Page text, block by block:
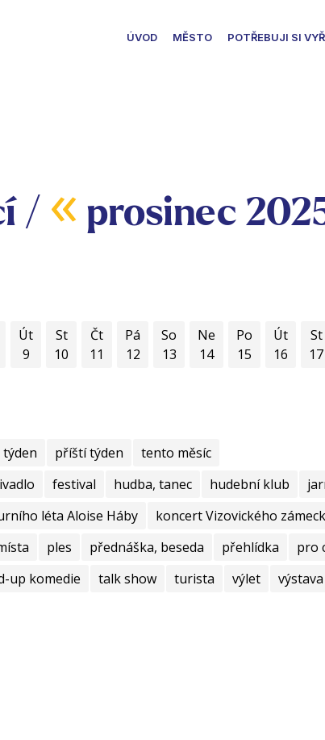
ÚVOD MĚSTO POTŘEBUJI SI
/ « prosinec
Út
9
St
10
Čt
11
Pá
12
So
13
Ne
14
Po
15
Út
16
St
17
příští týden
tento měsíc
festival hudba, tanec hudební klub
léta Aloise Háby
koncert Vizovického
ples přednáška, beseda přehlídka pro
up komedie talk show turista výlet výstava